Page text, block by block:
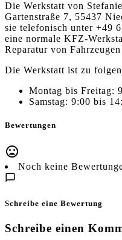
Die Werkstatt von
Gartenstraße 7, 55437
sie telefonisch unter +49
eine normale KFZ-
Reparatur von
Die Werkstatt ist zu
Montag bis Freitag:
Samstag: 9:00 bis
Bewertungen
Noch keine
Schreibe eine Bewertung
Schreibe einen